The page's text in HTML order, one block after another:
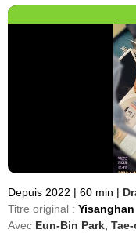
Depuis 2022 | 60 min |
Titre original :
Avec Eun-Bin Park